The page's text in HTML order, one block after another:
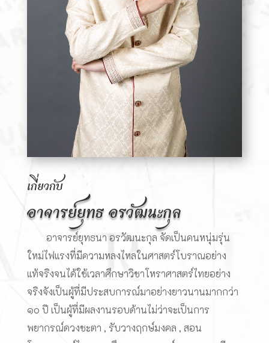
เกี่ยวกับ
อาจารย์ยุทธ อรวัฒนะกุล
อาจารย์ยุทธนา อรวัฒนะกุล จัดเป็นคนหนุ่มรุ่น
ใหม่ไฟแรงที่มีความหลงไหลในศาสตร์โบราณอย่าง
แท้จริงจนได้ใช้เวลาศึกษาวิชาโหราศาสตร์ไทยอย่าง
จริงจังเป็นผู้ที่มีประสบการณ์มาอย่างยาวนานมากกว่า
๑๐ ปี เป็นผู้ที่มีผลงานรอบด้านไม่ว่าจะเป็นการ
พยากรณ์ดวงชะตา , รับวางฤกษ์มงคล , สอน